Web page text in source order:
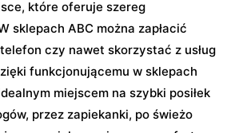
które oferuje szereg
sklepach ABC można zapłacić
czy nawet skorzystać z usług
funkcjonującemu w sklepach
miejscem na szybki posiłek
przez zapiekanki, po świeżo